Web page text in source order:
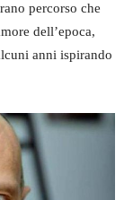
percorso che
dell’epoca,
anni ispirando